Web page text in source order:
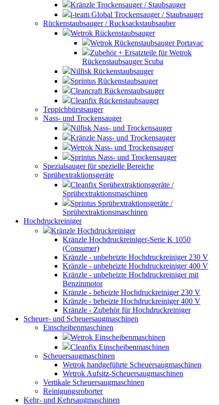
Kränzle Trockensauger / Staubsauger
i-team Global Trockensauger / Staubsauger
Rückenstaubsauger / Rucksackstaubsauber
Wetrok Rückenstaubsauger
Wetrok Rückenstaubsauger Portavac
Zubehör + Ersatzteile für Wetrok
Rückenstaubsauger Scuba
Nilfisk Rückenstaubsauger
Sprintus Rückenstaubsauger
Cleancraft Rückenstaubsauger
Cleanfix Rückenstaubsauger
Teppichbürstsauger
Nass- und Trockensauger
Nilfisk Nass- und Trockensauger
Kränzle Nass- und Trockensauger
Wetrok Nass- und Trockensauger
Sprintus Nass- und Trockensauger
Spezialsauger für spezielle Bereiche
Sprühextraktionsgeräte
Cleanfix Sprühextraktionsgeräte /
Sprühextraktionsmaschinen
Sprintus Sprühextraktionsgeräte /
Sprühextraktionsmaschinen
Hochdruckreiniger
Kränzle Hochdruckreiniger
Kränzle Hochdruckreiniger-Serie K 1050
(Consumer)
Kränzle - unbeheizte Hochdruckreiniger 230 V
Kränzle - unbeheizte Hochdruckreiniger 400 V
Kränzle - unbeheizte Hochdruckreiniger mit
Benzinmotor
Kränzle - beheizte Hochdruckreiniger 230 V
Kränzle - beheizte Hochdruckreiniger 400 V
Kränzle - Zubehör für Hochdruckreiniger
Scheuer- und Scheuersaugmaschinen
Einscheibenmaschinen
Wetrok Einscheibenmaschinen
Cleanfix Einscheibenmaschinen
Scheuersaugmaschinen
Wetrok handgeführte Scheuersaugmaschinen
Wetrok Aufsitz-Scheuersaugmaschinen
Vertikale Scheuersaugmaschinen
Reinigungsroborter
Kehr- und Kehrsaugmaschinen